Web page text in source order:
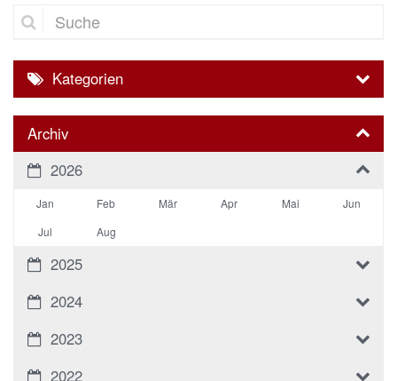
Suche
Kategorien
Archiv
2026
Jan Feb Mär Apr Mai
Jun
Jul
Aug
2025
2024
2023
2022